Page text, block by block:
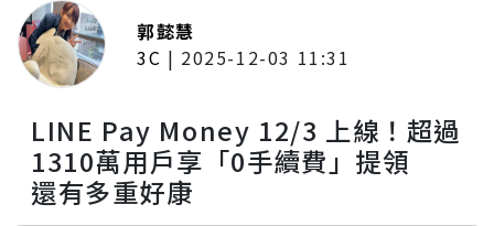
郭懿慧
3C | 2025-12-03 11:31
LINE Pay Money 12/3 上線！超過
1310萬用戶享「0手續費」提領
還有多重好康